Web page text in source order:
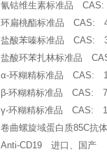
氰钴维生素标准品
环扁桃酯标准品 CAS:
盐酸苯嗪标准品 CAS:
盐酸环苯扎林标准品
α-环糊精标准品 CAS:
β-环糊精标准品 CAS:
γ-环糊精标准品 CAS:
卷曲螺旋域蛋白质85C抗
Anti-CD19 进口、国产